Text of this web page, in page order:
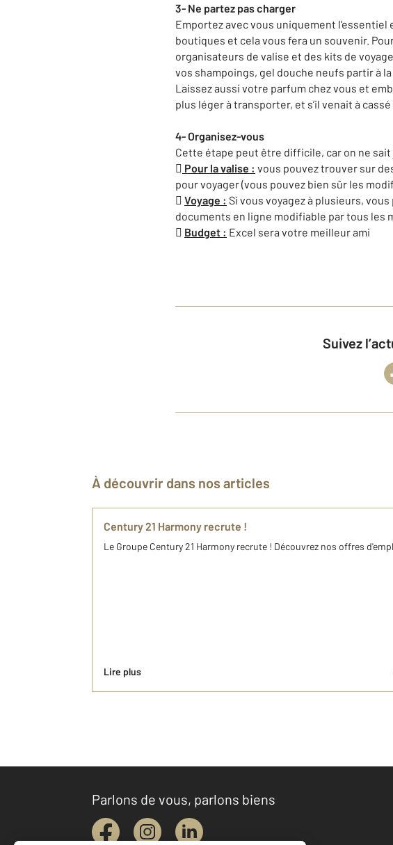
3- Ne partez pas charger
Emportez avec vous uniquement
boutiques et cela vous fera un souvenir.
organisateurs de valise et des kits de
vos shampoings, gel douche neufs partir à
Laissez aussi votre parfum chez vous et
plus léger à transporter, et s’il venait à
4-Organisez-vous
Cette étape peut être difficile, car on ne sait
 Pour la valise : vous pouvez trouver sur
pourvoyager(vous pouvez bien sûr les
 Voyage : Si vous voyagez à plusieurs,
documents en ligne modifiable par tous les
 Budget : Excel sera votre meilleurami
Suivez
À découvrir dans nos articles
Century 21 Harmony recrute !
Le Groupe Century 21 Harmony recrute ! Découvrez nos offres
Lire plus
Parlons de vous, parlons biens